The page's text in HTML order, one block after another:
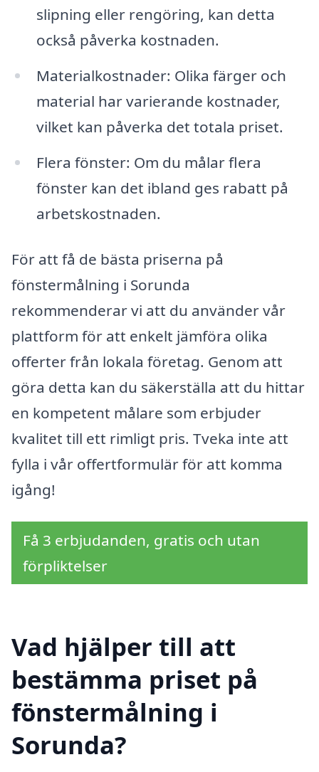
slipning eller rengöring, kan detta
också påverka kostnaden.
Materialkostnader: Olika färger och
material har varierande kostnader,
vilket kan påverka det totala priset.
Flera fönster: Om du målar flera
fönster kan det ibland ges rabatt på
arbetskostnaden.
För att få de bästa priserna på
fönstermålning i Sorunda
rekommenderar vi att du använder vår
plattform för att enkelt jämföra olika
offerter från lokala företag. Genom att
göra detta kan du säkerställa att du hittar
en kompetent målare som erbjuder
kvalitet till ett rimligt pris. Tveka inte att
fylla i vår offertformulär för att komma
igång!
Få 3 erbjudanden, gratis och utan
förpliktelser
Vad hjälper till att
bestämma priset på
fönstermålning i
Sorunda?